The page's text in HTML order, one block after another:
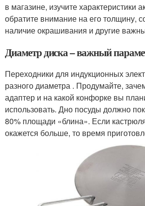
в магазине, изучите характеристики
обратите внимание на его толщину,
наличие окрашивания и другие
Диаметр диска – важный
Переходники для индукционных
разного диаметра . Продумайте,
адаптер и на какой конфорке вы
использовать. Дно посуды должно
80% площади «блина». Если
окажется больше, то время